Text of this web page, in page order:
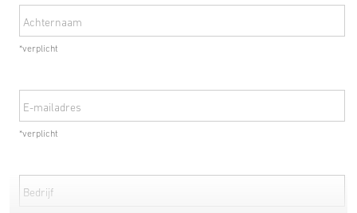
Achternaam
*verplicht
E-mailadres
*verplicht
Bedrijf